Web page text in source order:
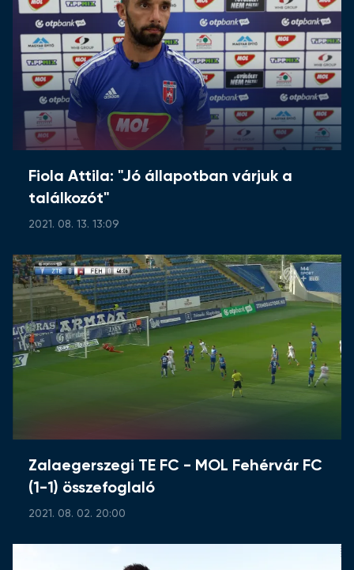
Fiola Attila: "Jó állapotban várjuk a
találkozót"
2021. 08. 13. 13:09
Zalaegerszegi TE FC - MOL Fehérvár FC
(1-1) összefoglaló
2021. 08. 02. 20:00